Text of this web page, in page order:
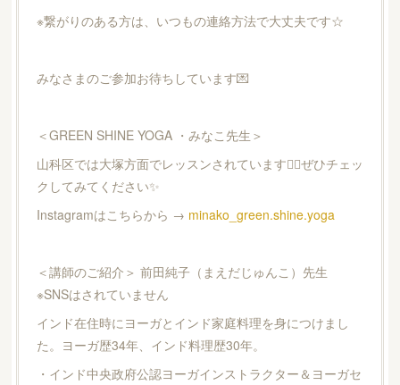
※繋がりのある方は、いつもの連絡方法で大丈夫です☆
みなさまのご参加お待ちしています💌
＜GREEN SHINE YOGA ・みなこ先生＞
山科区では大塚方面でレッスンされています🧘‍♀️ぜひチェッ
クしてみてください✨
Instagramはこちらから → minako_green.shine.yoga
＜講師のご紹介＞ 前田純子（まえだじゅんこ）先生
※SNSはされていません
インド在住時にヨーガとインド家庭料理を身につけまし
た。ヨーガ歴34年、インド料理歴30年。
・インド中央政府公認ヨーガインストラクター＆ヨーガセ